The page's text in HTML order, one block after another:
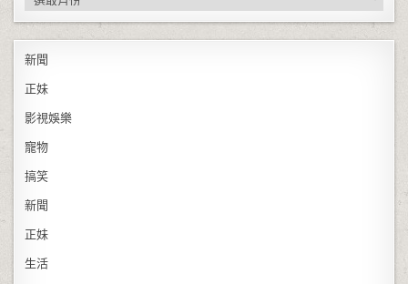
新聞
正妹
影視娛樂
寵物
搞笑
新聞
正妹
生活